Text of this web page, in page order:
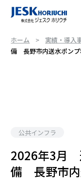
ホーム 実績・導入
備 長野市内送水ポン
公共インフラ
2026年3月
備 長野市内